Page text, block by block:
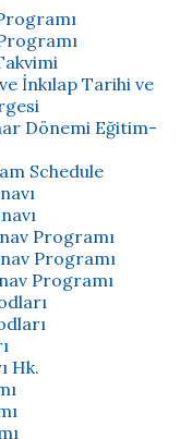
İnkılap Tarihi ve
Dönemi Eğitim-
Schedule
Programı
Programı
Programı
Hk.